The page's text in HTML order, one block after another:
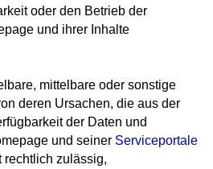
oder den Betrieb der
und ihrer Inhalte
mittelbare oder sonstige
deren Ursachen, die aus der
der Daten und
und seiner Serviceportale
rechtlich zulässig,